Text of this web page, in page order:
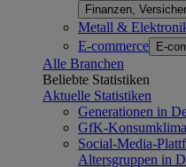
Finanzen,
Metall &
E-commerce E-
Alle Branchen
Beliebte Statistiken
Aktuelle Statistiken
Generationen in
GfK-
Social-Media-
Altersgruppen in